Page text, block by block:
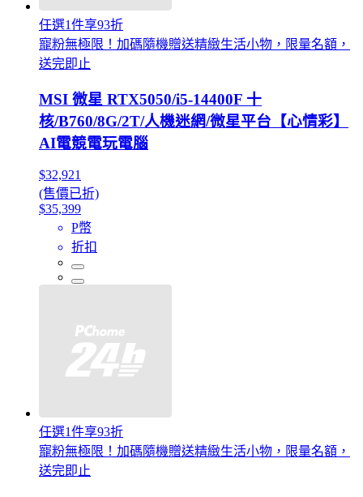
任選1件享93折
寵粉無極限！加碼隨機贈送精緻生活小物，限量名額，
送完即止
MSI 微星 RTX5050/i5-14400F 十
核/B760/8G/2T/人機迷網/微星平台【心情彩】
AI電競電玩電腦
$32,921
(售價已折)
$35,399
P幣
折扣
任選1件享93折
寵粉無極限！加碼隨機贈送精緻生活小物，限量名額，
送完即止